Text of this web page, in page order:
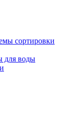
сортировки
для воды